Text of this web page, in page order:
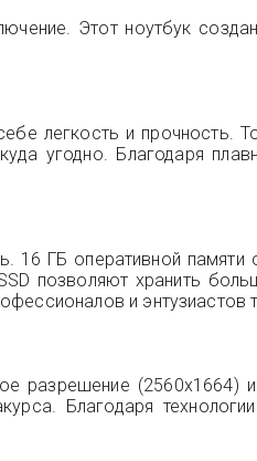
Этот ноутбук
легкость и прочность.
угодно. Благодаря
16 ГБ оперативной
позволяют хранить
и энтузиастов
разрешение
Благодаря